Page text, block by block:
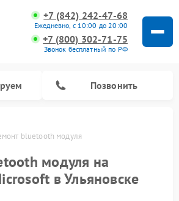
+7 (842) 242-47-68
Ежедневно, с 10:00 до 20:00
+7 (800) 302-71-75
Звонок бесплатный по РФ
Позвонить
bluetooth модуля
модуля на
в Ульяновске